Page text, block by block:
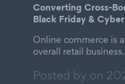
Converting Cross-
Black Friday &
Online commerce is
overall retail business.
Posted by on